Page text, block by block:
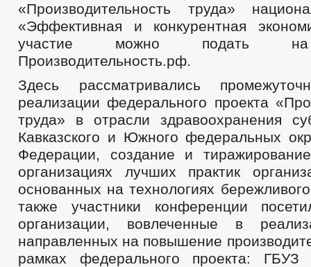
«Производительность труда»
«Эффективная и конкурентная
участие можно подать на
Производительность.рф.
Здесь рассматривались
реализации федерального проекта
труда» в отрасли здравоохранения
Кавказского и Южного федеральных
Федерации, создание и
организациях лучших практик
основанных на технологиях
также участники конференции
организации, вовлеченные в
направленных на повышение
рамках федерального проекта: